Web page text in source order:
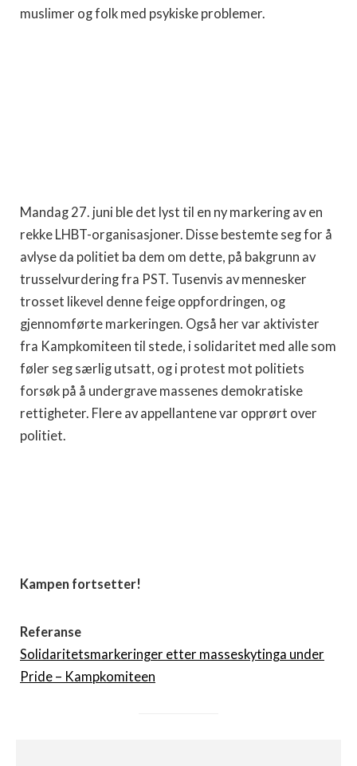
muslimer og folk med psykiske problemer.
Mandag 27. juni ble det lyst til en ny markering av en
rekke LHBT-organisasjoner. Disse bestemte seg for å
avlyse da politiet ba dem om dette, på bakgrunn av
trusselvurdering fra PST. Tusenvis av mennesker
trosset likevel denne feige oppfordringen, og
gjennomførte markeringen. Også her var aktivister
fra Kampkomiteen til stede, i solidaritet med alle som
føler seg særlig utsatt, og i protest mot politiets
forsøk på å undergrave massenes demokratiske
rettigheter. Flere av appellantene var opprørt over
politiet.
Kampen fortsetter!
Referanse
Solidaritetsmarkeringer etter masseskytinga under
Pride – Kampkomiteen